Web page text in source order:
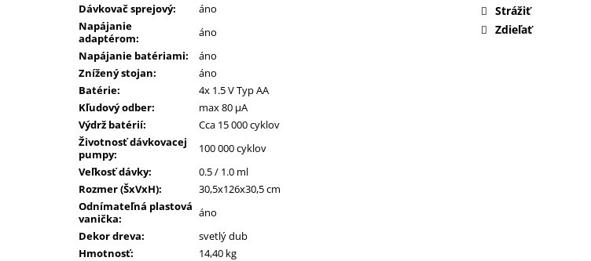
Dávkovač sprejový:
áno
Napájanie
adaptérom:
áno
Napájanie batériami:
áno
Znížený stojan:
áno
Batérie:
4x 1.5 V Typ AA
Kľudový odber:
max 80 μA
Výdrž batérií:
Cca 15 000 cyklov
Životnosť dávkovacej
pumpy:
100 000 cyklov
Veľkosť dávky:
0.5 / 1.0 ml
Rozmer (ŠxVxH):
30,5x126x30,5 cm
Odnímateľná plastová
vanička:
áno
Dekor dreva:
svetlý dub
Hmotnosť: 14,40 kg
Strážiť
Zdieľať
M